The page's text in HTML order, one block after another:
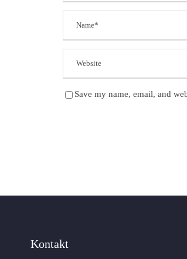
Save my name, email, and
Kontakt